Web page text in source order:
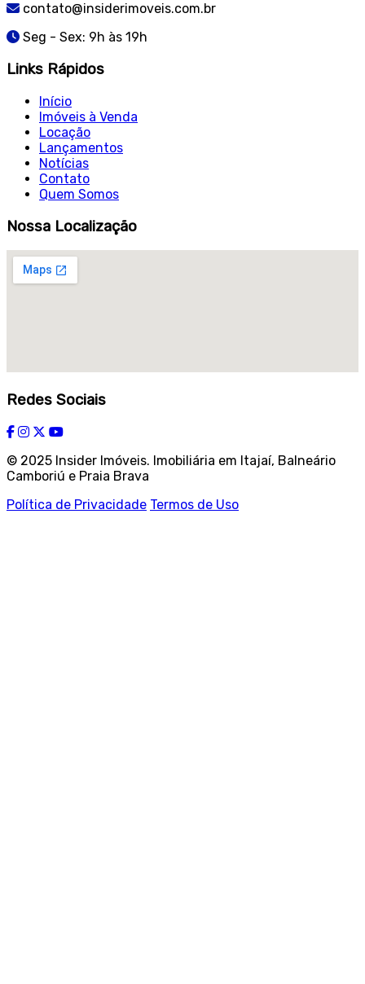
contato@insiderimoveis.com.br
Seg - Sex: 9h às 19h
Links Rápidos
Início
Imóveis à Venda
Locação
Lançamentos
Notícias
Contato
Quem Somos
Nossa Localização
Redes Sociais
© 2025 Insider Imóveis. Imobiliária em Itajaí, Balneário
Camboriú e Praia Brava
Política de Privacidade Termos de Uso